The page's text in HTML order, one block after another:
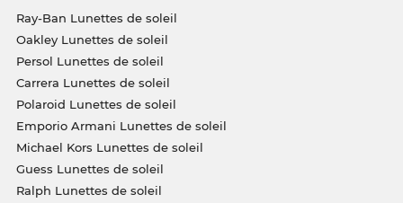
Ray-Ban Lunettes de soleil
Oakley Lunettes de soleil
Persol Lunettes de soleil
Carrera Lunettes de soleil
Polaroid Lunettes de soleil
Emporio Armani Lunettes de soleil
Michael Kors Lunettes de soleil
Guess Lunettes de soleil
Ralph Lunettes de soleil